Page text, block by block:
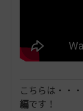
こちらは・・・
編です！